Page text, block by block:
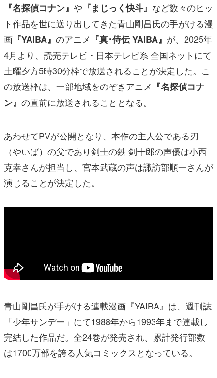
その他
電ファミニコゲーマーとは？
運営：株式会社マレ
『名探偵コナン』 や 『まじっく快⽃』 など数々のヒッ
ト作品を世に送り出してきた⻘⼭剛昌氏の手がける漫
画 『YAIBA』 のアニメ 『真･侍伝 YAIBA』 が、2025年
4⽉より、読売テレビ・⽇本テレビ系 全国ネットにて
⼟曜⼣⽅5時30分枠で放送されることが決定した。こ
の放送枠は、一部地域をのぞきアニメ 『名探偵コナ
ン』 の直前に放送されることとなる。
あわせてPVが公開となり、本作の主人公である刃
（やいば）の父であり剣士の鉄 剣⼗郎の声優は⼩⻄
克幸さんが担当し、宮本武蔵の声は諏訪部順⼀さんが
演じることが決定した。
⻘⼭剛昌氏が手がける連載漫画『YAIBA』は、週刊誌
「少年サンデー」にて1988年から1993年まで連載し
完結した作品だ。全24巻が発売され、累計発行部数
は1700万部を誇る人気コミックスとなっている。